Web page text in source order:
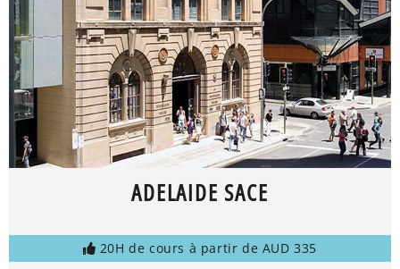
ADELAIDE SACE
20H de cours à partir de AUD 335